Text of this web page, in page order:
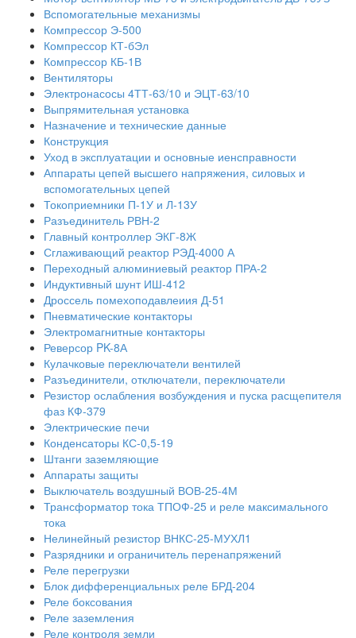
Вспомогательные механизмы
Компрессор Э-500
Компрессор КТ-бЭл
Компрессор КБ-1В
Вентиляторы
Электронасосы 4ТТ-63/10 и ЭЦТ-63/10
Выпрямительная установка
Назначение и технические данные
Конструкция
Уход в эксплуатации и основные иенсправности
Аппараты цепей высшего напряжения, силовых и
вспомогательных цепей
Токоприемники П-1У и Л-13У
Разъединитель РВН-2
Главный контроллер ЭКГ-8Ж
Сглаживающий реактор РЭД-4000 А
Переходный алюминиевый реактор ПРА-2
Индуктивный шунт ИШ-412
Дроссель помехоподавлеиия Д-51
Пневматические контакторы
Электромагнитные контакторы
Реверсор PK-8А
Кулачковые переключатели вентилей
Разъединители, отключатели, переключатели
Резистор ослабления возбуждения и пуска расщепителя
фаз КФ-379
Электрические печи
Конденсаторы КС-0,5-19
Штанги заземляющие
Аппараты защиты
Выключатель воздушный ВОВ-25-4М
Трансформатор тока ТПОФ-25 и реле максимального
тока
Нелинейный резистор ВНКС-25-МУХЛ1
Разрядники и ограничитель перенапряжений
Реле перегрузки
Блок дифференциальных реле БРД-204
Реле боксования
Реле заземления
Реле контроля земли